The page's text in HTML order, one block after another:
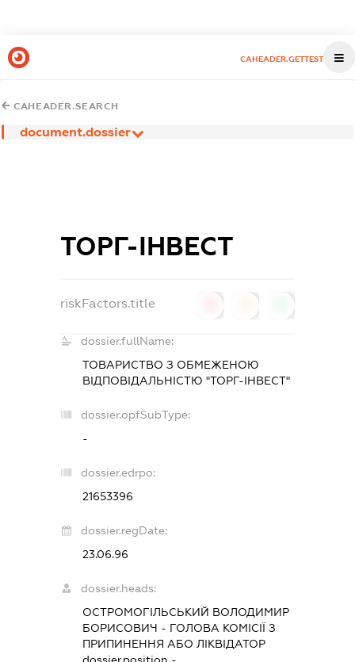
CAHEADER.GETTEST
CAHEADER.SEARCH
document.dossier
ТОРГ-ІНВЕСТ
riskFactors.title
dossier.fullName:
ТОВАРИСТВО З ОБМЕЖЕНОЮ
ВІДПОВІДАЛЬНІСТЮ "ТОРГ-ІНВЕСТ"
dossier.opfSubType:
-
dossier.edrpo:
21653396
dossier.regDate:
23.06.96
dossier.heads:
ОСТРОМОГІЛЬСЬКИЙ ВОЛОДИМИР
БОРИСОВИЧ - ГОЛОВА КОМІСІЇ З
ПРИПИНЕННЯ АБО ЛІКВІДАТОР
dossier.position -